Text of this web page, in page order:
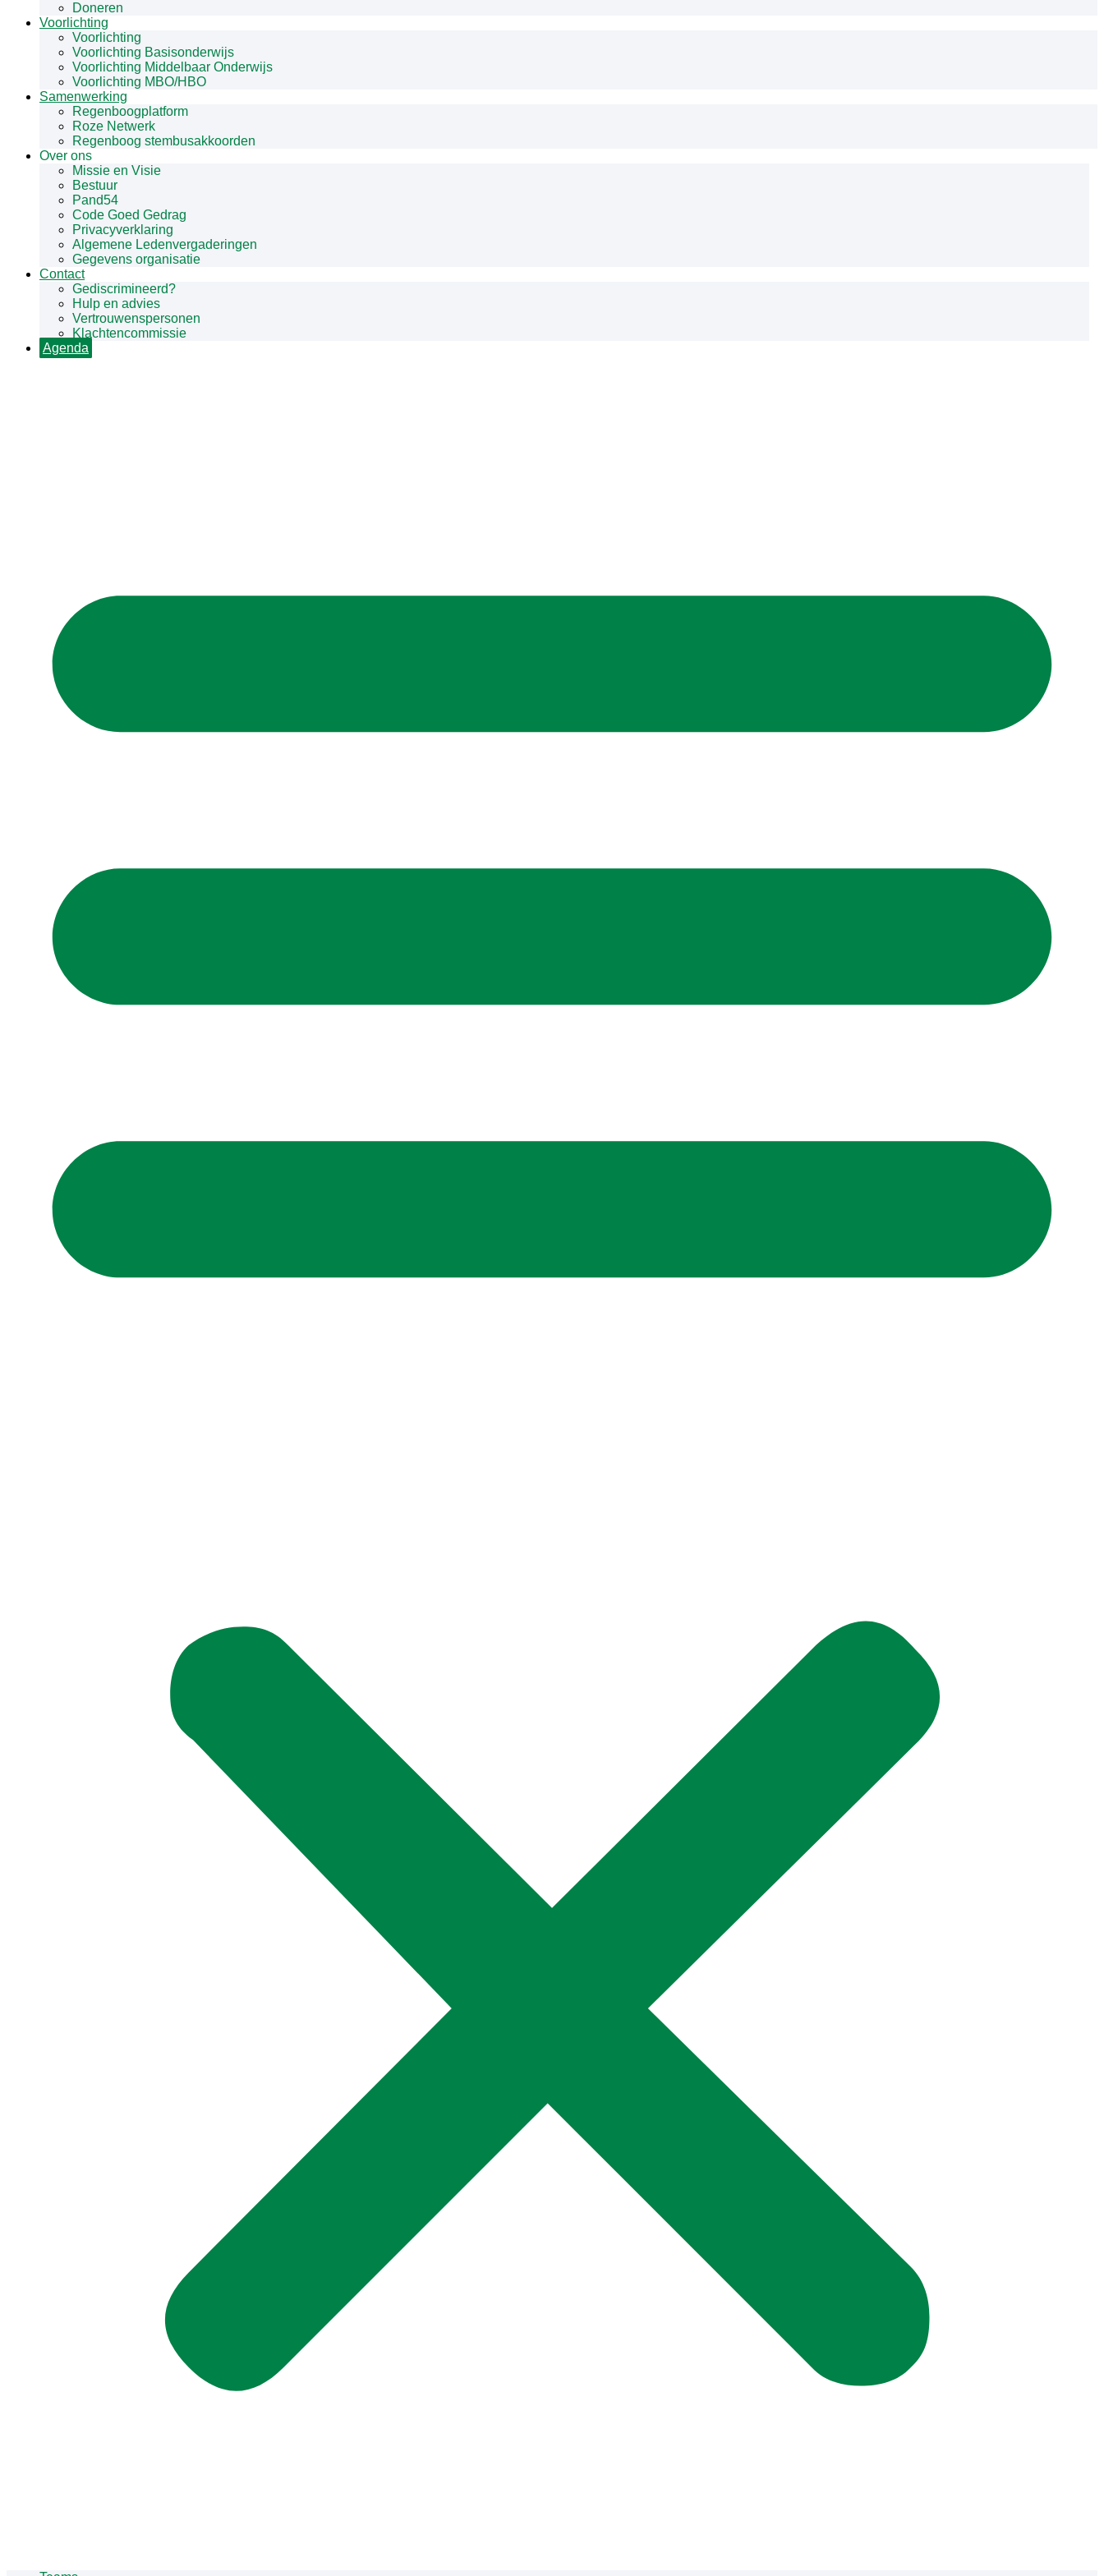
Doneren
Voorlichting
Voorlichting
Voorlichting Basisonderwijs
Voorlichting Middelbaar Onderwijs
Voorlichting MBO/HBO
Samenwerking
Regenboogplatform
Roze Netwerk
Regenboog stembusakkoorden
Over ons
Missie en Visie
Bestuur
Pand54
Code Goed Gedrag
Privacyverklaring
Algemene Ledenvergaderingen
Gegevens organisatie
Contact
Gediscrimineerd?
Hulp en advies
Vertrouwenspersonen
Klachtencommissie
Agenda